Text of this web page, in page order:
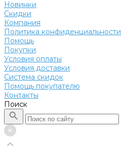
Новинки
Скидки
Компания
Политика конфиденциальности
Помощь
Покупки
Условия оплаты
Условия доставки
Система скидок
Помощь покупателю
Контакты
Поиск